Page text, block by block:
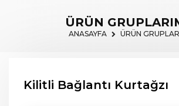
ÜRÜN
ANASAYFA ÜRÜN
Kilitli Bağlantı Kurtağzı